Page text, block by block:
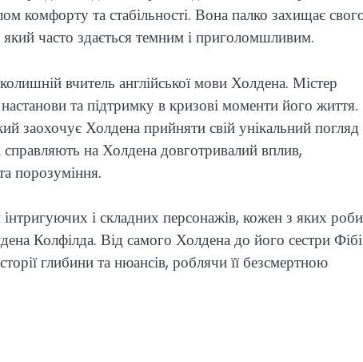
комфорту та стабільності. Вона палко захищає
який часто здається темним і приголомшливим.
вчитель англійської мови Холдена. Містер
та підтримку в кризові моменти його життя.
заохочує Холдена прийняти свій унікальний погляд
на Холдена довготривалий вплив,
порозуміння.
і складних персонажів, кожен з яких
Колфілда. Від самого Холдена до його сестри
глибини та нюансів, роблячи її безсмертною